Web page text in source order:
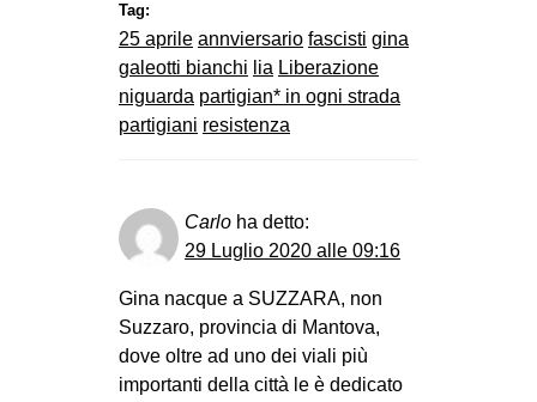
Tag:
25 aprile annviersario fascisti gina
galeotti bianchi lia Liberazione
niguarda partigian* in ogni strada
partigiani resistenza
Carlo ha detto:
29 Luglio 2020 alle 09:16
Gina nacque a SUZZARA, non
Suzzaro, provincia di Mantova,
dove oltre ad uno dei viali più
importanti della città le è dedicato